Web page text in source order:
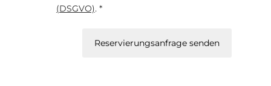
(DSGVO). *
Reservierungsanfrage senden